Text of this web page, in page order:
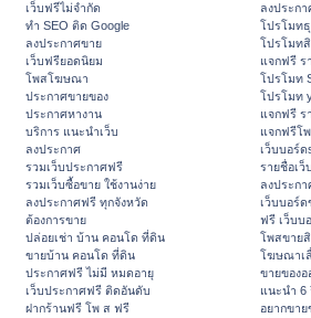
เว็บฟรีไม่จำกัด
ทำ SEO ติด Google
ลงประกาศขาย
เว็บฟรียอดนิยม
โพสโฆษณา
ประกาศขายของ
ประกาศหางาน
บริการ แนะนำเว็บ
ลงประกาศ
รวมเว็บประกาศฟรี
รวมเว็บซื้อขาย ใช้งานง่าย
ลงประกาศฟรี ทุกจังหวัด
ต้องการขาย
ปล่อยเช่า บ้าน คอนโด ที่ดิน
ขายบ้าน คอนโด ที่ดิน
ประกาศฟรี ไม่มี หมดอายุ
เว็บประกาศฟรี ติดอันดับ
ฝากร้านฟรี โพ ส ฟรี
ลงประก
โปรโมท
โปรโมท
แจกฟรี ร
โปรโมท
โปรโมท
แจกฟรี ร
แจกฟรีโ
เว็บบอร์
รายชื่อเ
ลงประก
เว็บบอร์
ฟรี เว็บบ
โพสขาย
โฆษณาเ
ขายของอ
แนะนำ 6
อยากขา